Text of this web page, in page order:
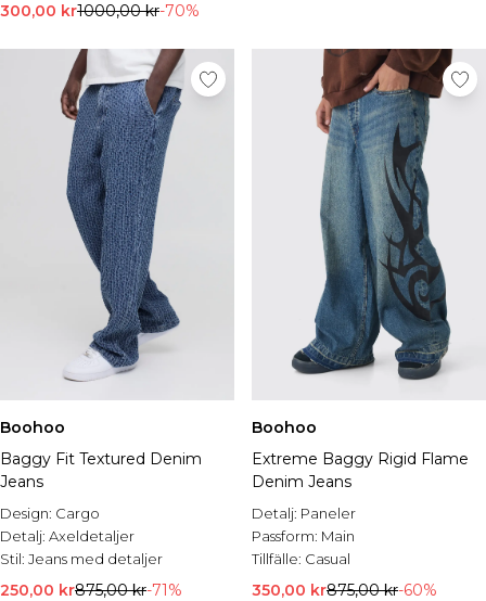
300,00 kr1000,00 kr-70%
Boohoo
Baggy Fit Textured Denim
Jeans
Design: Cargo
Detalj: Axeldetaljer
Stil: Jeans med detaljer
250,00 kr875,00 kr-71%
Boohoo
Extreme Baggy Rigid Flame
Denim Jeans
Detalj: Paneler
Passform: Main
Tillfälle: Casual
350,00 kr875,00 kr-60%